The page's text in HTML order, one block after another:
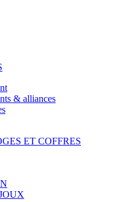
& alliances
ET COFFRES